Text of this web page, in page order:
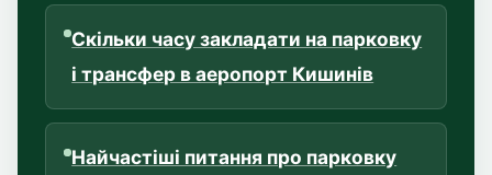
Скільки часу закладати на парковку
і трансфер в аеропорт Кишинів
Найчастіші питання про парковку